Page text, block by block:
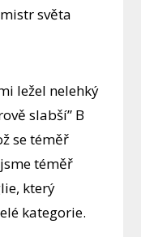
světa
ležel nelehký
slabší” B
se téměř
téměř
který
kategorie.